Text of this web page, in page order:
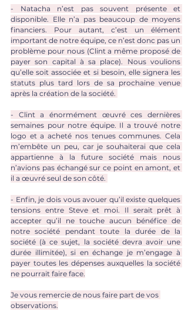
- Natacha n’est pas souvent présente et
disponible. Elle n’a pas beaucoup de moyens
financiers. Pour autant, c’est un élément
important de notre équipe, ce n’est donc pas un
problème pour nous (Clint a même proposé de
payer son capital à sa place). Nous voulions
qu’elle soit associée et si besoin, elle signera les
statuts plus tard lors de sa prochaine venue
après la création de la société.
- Clint a énormément œuvré ces dernières
semaines pour notre équipe. Il a trouvé notre
logo et a acheté nos tenues communes. Cela
m’embête un peu, car je souhaiterai que cela
appartienne à la future société mais nous
n’avions pas échangé sur ce point en amont, et
il a œuvré seul de son côté.
- Enfin, je dois vous avouer qu’il existe quelques
tensions entre Steve et moi. Il serait prêt à
accepter qu’il ne touche aucun bénéfice de
notre société pendant toute la durée de la
société (à ce sujet, la société devra avoir une
durée illimitée), si en échange je m’engage à
payer toutes les dépenses auxquelles la société
ne pourrait faire face.
Je vous remercie de nous faire part de vos
observations.